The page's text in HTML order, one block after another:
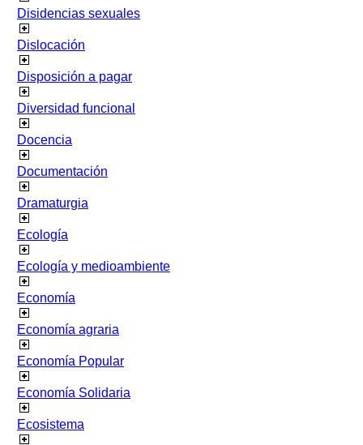
Disidencias sexuales
Dislocación
Disposición a pagar
Diversidad funcional
Docencia
Documentación
Dramaturgia
Ecología
Ecología y medioambiente
Economía
Economía agraria
Economía Popular
Economía Solidaria
Ecosistema